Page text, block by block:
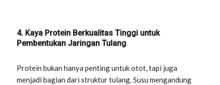
4. Kaya Protein Berkualitas Tinggi untuk
Pembentukan Jaringan Tulang
Protein bukan hanya penting untuk otot, tapi juga
menjadi bagian dari struktur tulang. Susu mengandung